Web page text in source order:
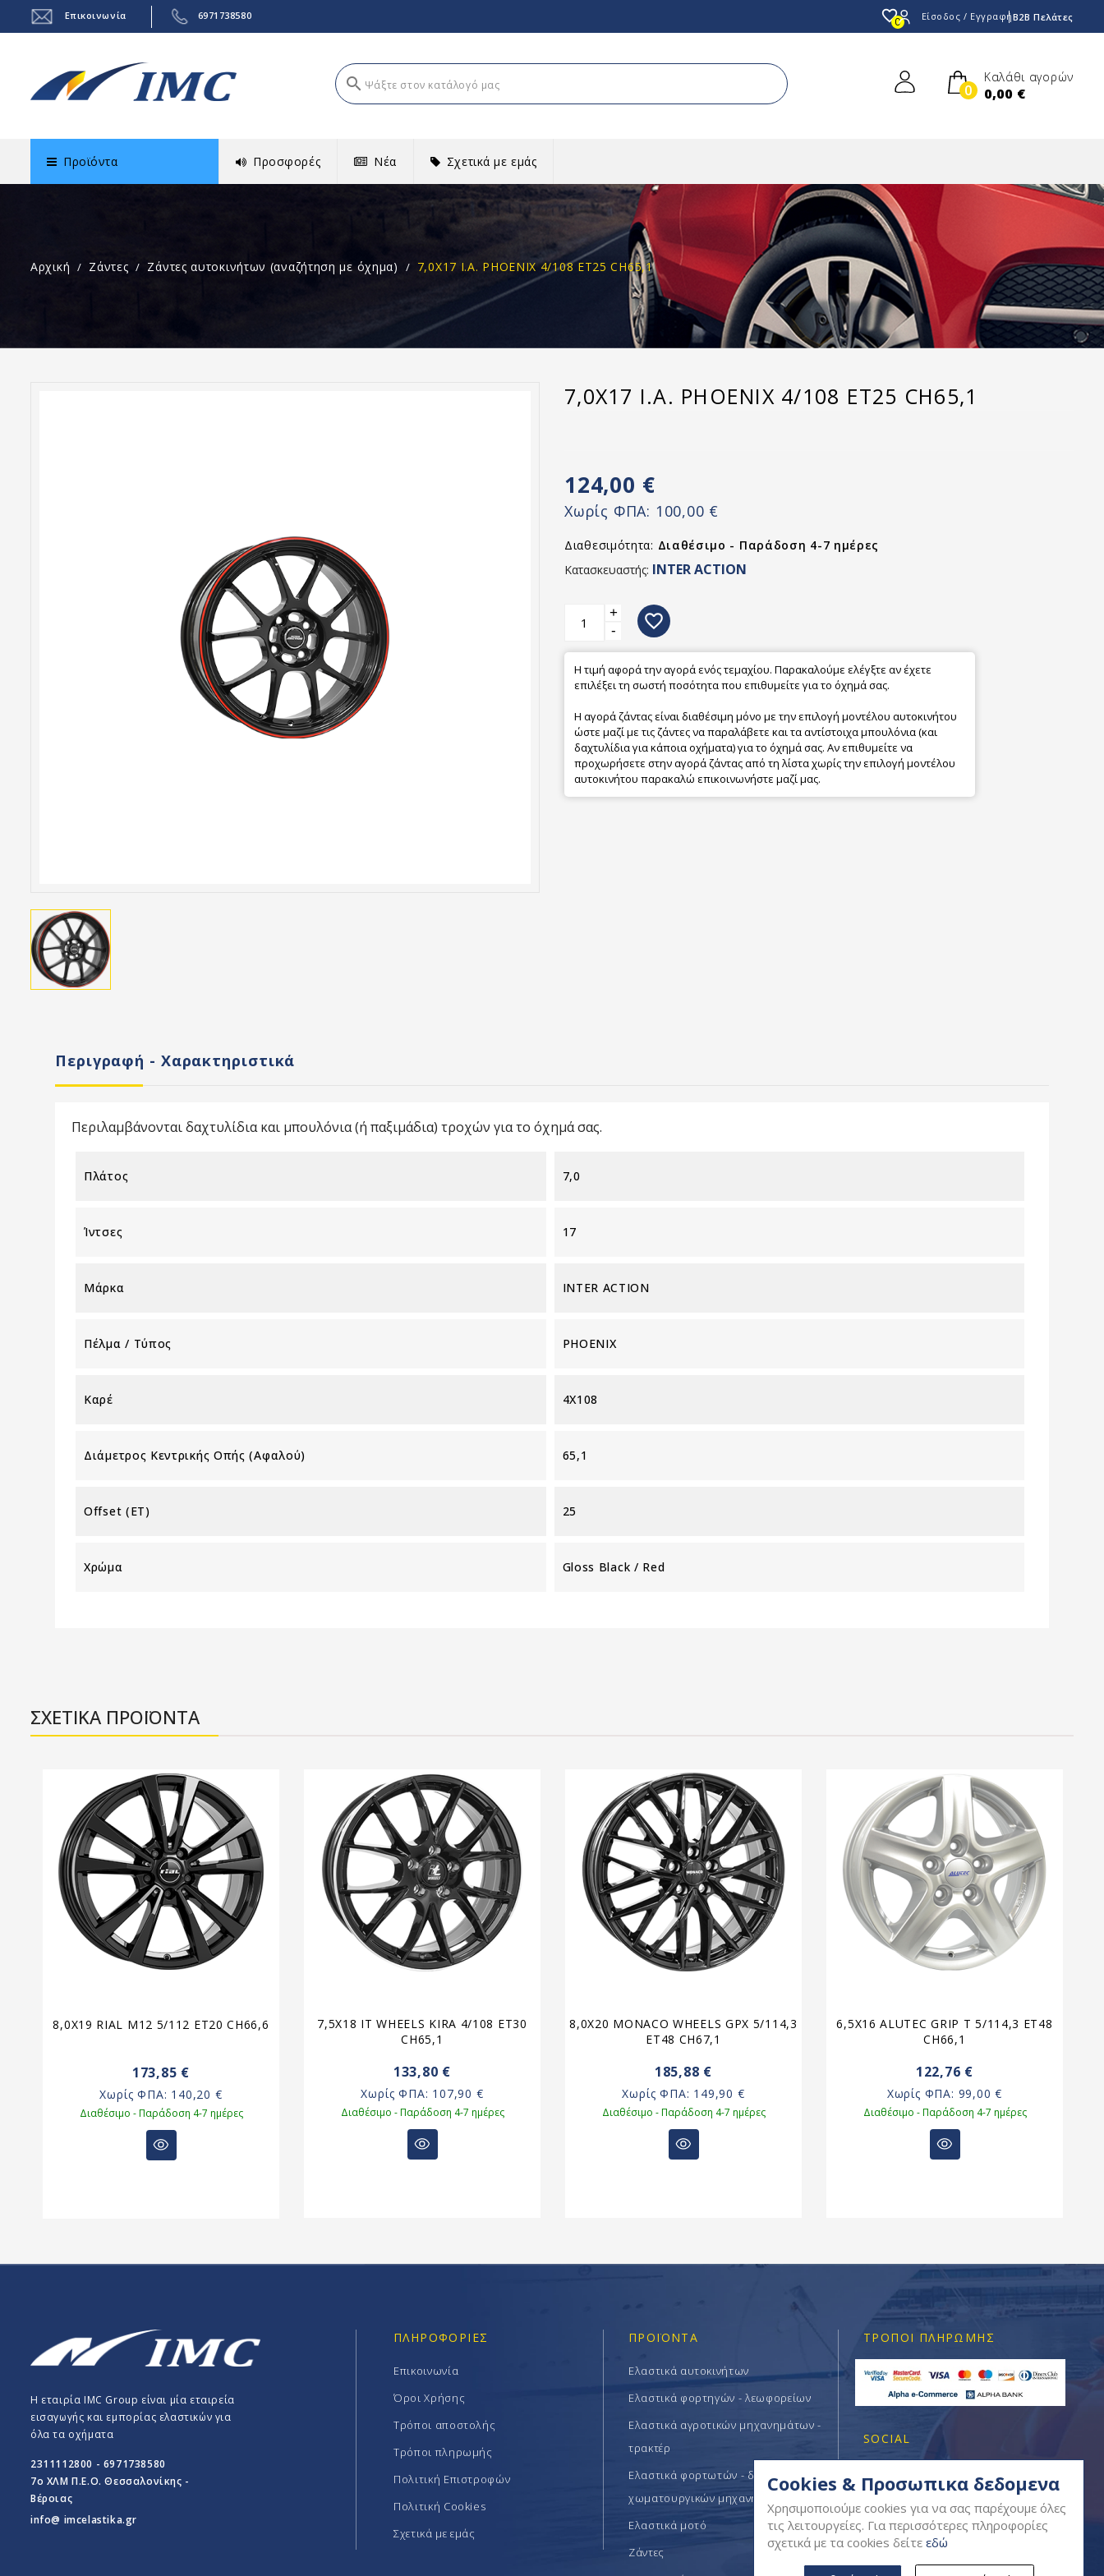
Επικοινωνία 6971738580 favorite_border0 Είσοδος / ΕγγραφήB2B Πελάτες
search 0
Καλάθι αγορών
0,00 €
Προϊόντα Προσφορές Νέα Σχετικά με εμάς
Αρχική Ζάντες Ζάντες αυτοκινήτων (αναζήτηση με όχημα) 7,0X17 I.A. PHOENIX 4/108 ET25 CH65,1
7,0X17 I.A. PHOENIX 4/108 ET25 CH65,1
124,00 €
Χωρίς ΦΠΑ: 100,00 €
Διαθεσιμότητα: Διαθέσιμο - Παράδοση 4-7 ημέρες
Κατασκευαστής: INTER ACTION
+
-
favorite_border
Η τιμή αφορά την αγορά ενός τεμαχίου. Παρακαλούμε ελέγξτε αν έχετε
επιλέξει τη σωστή ποσότητα που επιθυμείτε για το όχημά σας.
Η αγορά ζάντας είναι διαθέσιμη μόνο με την επιλογή μοντέλου αυτοκινήτου
ώστε μαζί με τις ζάντες να παραλάβετε και τα αντίστοιχα μπουλόνια (και
δαχτυλίδια για κάποια οχήματα) για το όχημά σας. Αν επιθυμείτε να
προχωρήσετε στην αγορά ζάντας από τη λίστα χωρίς την επιλογή μοντέλου
αυτοκινήτου παρακαλώ επικοινωνήστε μαζί μας.
Περιγραφή - Χαρακτηριστικά
Περιλαμβάνονται δαχτυλίδια και μπουλόνια (ή παξιμάδια) τροχών για το όχημά σας.
Πλάτος 7,0
Ίντσες 17
Μάρκα INTER ACTION
Πέλμα / Τύπος PHOENIX
Καρέ 4X108
Διάμετρος Κεντρικής Οπής (αφαλού) 65,1
Offset (ET) 25
Χρώμα Gloss Black / Red
ΣΧΕΤΙΚΑ ΠΡΟΪΟΝΤΑ
8,0X19 RIAL M12 5/112 ET20 CH66,6
173,85 €
Χωρίς ΦΠΑ: 140,20 €
Διαθέσιμο - Παράδοση 4-7 ημέρες
7,5X18 IT WHEELS KIRA 4/108 ET30
CH65,1
133,80 €
Χωρίς ΦΠΑ: 107,90 €
Διαθέσιμο - Παράδοση 4-7 ημέρες
8,0X20 MONACO WHEELS GPX 5/114,3
ET48 CH67,1
185,88 €
Χωρίς ΦΠΑ: 149,90 €
Διαθέσιμο - Παράδοση 4-7 ημέρες
6,5X16 ALUTEC GRIP T 5/114,3 ET48
CH66,1
122,76 €
Χωρίς ΦΠΑ: 99,00 €
Διαθέσιμο - Παράδοση 4-7 ημέρες
Η εταιρία IMC Group είναι μία εταιρεία
εισαγωγής και εμπορίας ελαστικών για
όλα τα οχήματα
2311112800 - 6971738580
7o ΧΛΜ Π.E.O. Θεσσαλονίκης -
Βέροιας
info@ imcelastika.gr
ΠΛΗΡΟΦΟΡΊΕΣ
Επικοινωνία
Όροι Χρήσης
Τρόποι αποστολής
Τρόποι πληρωμής
Πολιτική Επιστροφών
Πολιτική Cookies
Σχετικά με εμάς
ΠΡΟΪΟΝΤΑ
Ελαστικά αυτοκινήτων
Ελαστικά φορτηγών - λεωφορείων
Ελαστικά αγροτικών μηχανημάτων -
τρακτέρ
Ελαστικά φορτωτών - δομικών -
χωματουργικών μηχανημάτων
Ελαστικά μοτό
Ζάντες
ΤΡΌΠΟΙ ΠΛΗΡΩΜΉΣ
SOCIAL
Cookies & Προσωπικα δεδομενα
Χρησιμοποιούμε cookies για να σας παρέχουμε όλες
τις λειτουργείες. Για περισσότερες πληροφορίες
σχετικά με τα cookies δείτε εδώ